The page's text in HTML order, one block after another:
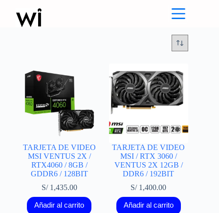
contenido
TARJETA DE VIDEO
MSI VENTUS 2X /
RTX4060 / 8GB /
GDDR6 / 128BIT
S/1,435.00
Añadir al carrito
TARJETA DE VIDEO
MSI / RTX 3060 /
VENTUS 2X 12GB /
DDR6 / 192BIT
S/1,400.00
Añadir al carrito